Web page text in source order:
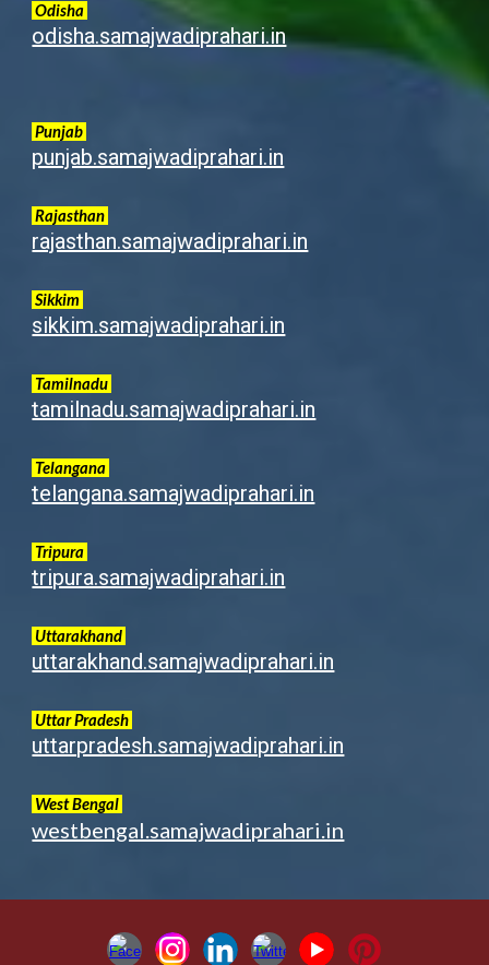
Odisha
odisha.samajwadiprahari.in
Punjab
punjab.samajwadiprahari.in
Rajasthan
rajasthan.samajwadiprahari.in
Sikkim
sikkim.samajwadiprahari.in
Tamilnadu
tamilnadu.samajwadiprahari.in
Telangana
telangana.samajwadiprahari.in
Tripura
tripura.samajwadiprahari.in
Uttarakhand
uttarakhand.samajwadiprahari.in
Uttar Pradesh
uttarpradesh.samajwadiprahari.in
West Bengal
westbengal.samajwadiprahari.in